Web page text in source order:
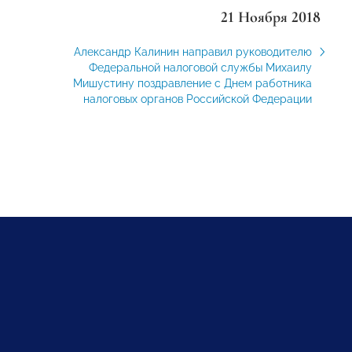
21 Ноября 2018
Александр Калинин направил руководителю
Федеральной налоговой службы Михаилу
Мишустину поздравление с Днем работника
налоговых органов Российской Федерации